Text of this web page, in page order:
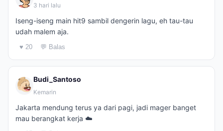
3 hari lalu
Iseng-iseng main hit9 sambil dengerin lagu, eh tau-tau
udah malem aja.
♥ 20 💬 Balas
Budi_Santoso
Kemarin
Jakarta mendung terus ya dari pagi, jadi mager banget
mau berangkat kerja ☁️